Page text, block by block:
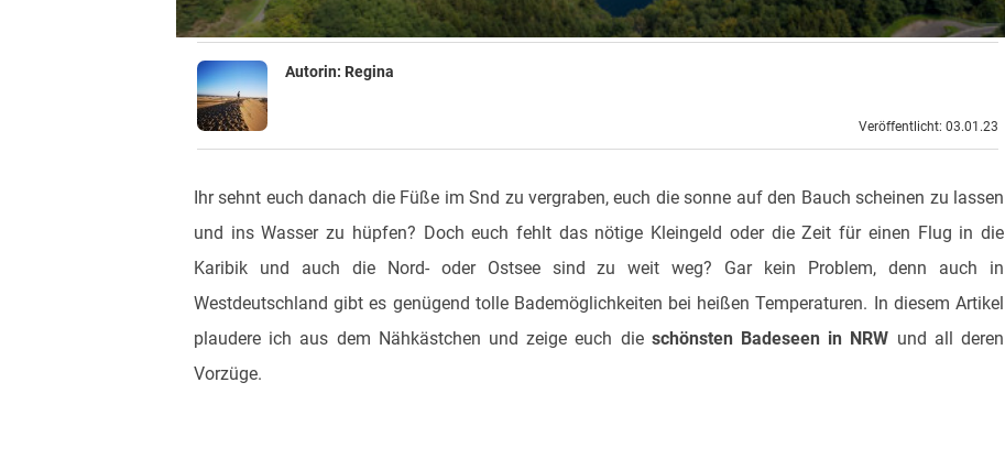
Autorin: Regina
Veröffentlicht: 03.01.23
Ihr sehnt euch danach die Füße im Snd zu vergraben, euch die sonne auf den Bauch scheinen zu lassen
und ins Wasser zu hüpfen? Doch euch fehlt das nötige Kleingeld oder die Zeit für einen Flug in die
Karibik und auch die Nord- oder Ostsee sind zu weit weg? Gar kein Problem, denn auch in
Westdeutschland gibt es genügend tolle Bademöglichkeiten bei heißen Temperaturen. In diesem Artikel
plaudere ich aus dem Nähkästchen und zeige euch die schönsten Badeseen in NRW und all deren
Vorzüge.